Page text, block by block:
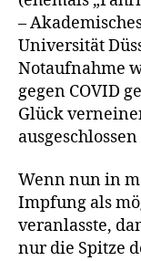
–
Universität
Notaufnahme
gegen COVID
Glück
Wenn nun in
Impfung als
veranlasste,
nur die Spitze